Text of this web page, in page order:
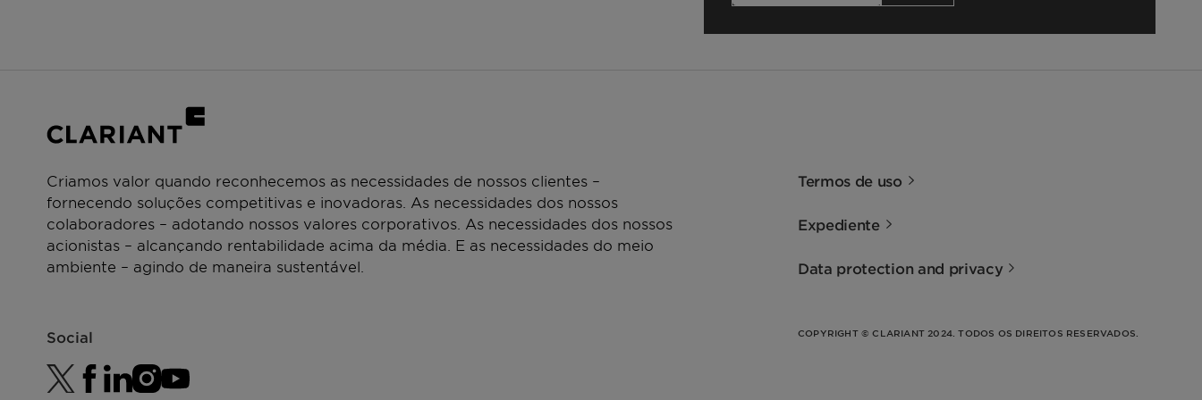
Criamos valor quando reconhecemos as necessidades de nossos clientes –
fornecendo soluções competitivas e inovadoras. As necessidades dos nossos
colaboradores – adotando nossos valores corporativos. As necessidades dos nossos
acionistas – alcançando rentabilidade acima da média. E as necessidades do meio
ambiente – agindo de maneira sustentável.
Social
Termos de uso
Expediente
Data protection and privacy
COPYRIGHT © CLARIANT 2024. TODOS OS DIREITOS RESERVADOS.